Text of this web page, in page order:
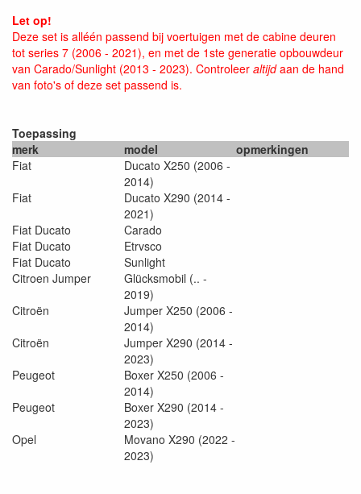
Let op!
Deze set is alléén passend bij voertuigen met de cabine deuren
tot series 7 (2006 - 2021), en met de 1ste generatie opbouwdeur
van Carado/Sunlight (2013 - 2023). Controleer altijdaan de hand
van foto's of deze set passend is.
Toepassing
merk
model
opmerkingen
Fiat
Ducato X250 (2006 -
2014)
Fiat
Ducato X290 (2014 -
2021)
Fiat Ducato
Carado
Fiat Ducato
Etrvsco
Fiat Ducato
Sunlight
Citroen Jumper
Glücksmobil (.. -
2019)
Citroën
Jumper X250 (2006 -
2014)
Citroën
Jumper X290 (2014 -
2023)
Peugeot
Boxer X250 (2006 -
2014)
Peugeot
Boxer X290 (2014 -
2023)
Opel
Movano X290 (2022 -
2023)